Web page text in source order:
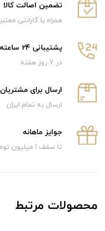
تضمین اصالت کالا
همراه با گارانتی معتبر
پشتیبانی 24 ساعته
در 7 روز هفته
ارسال برای مشتریان
ارسال به تمام ایران
جوایز ماهانه
تا سقف 1 میلیون تومان
محصولات مرتبط